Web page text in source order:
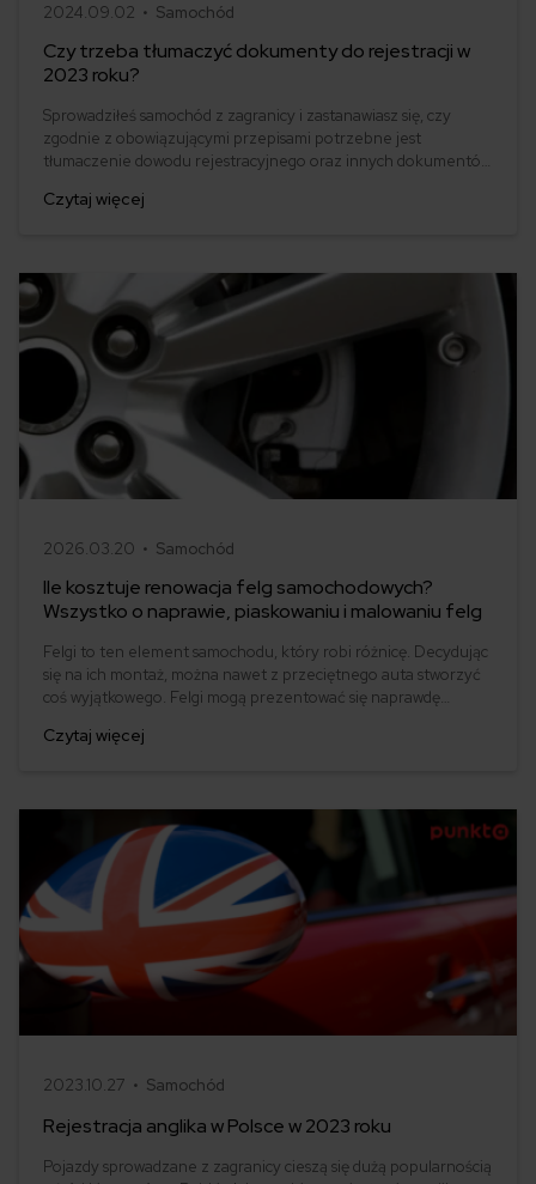
2024.09.02 • Samochód
Czy trzeba tłumaczyć dokumenty do rejestracji w
2023 roku?
Sprowadziłeś samochód z zagranicy i zastanawiasz się, czy
zgodnie z obowiązującymi przepisami potrzebne jest
tłumaczenie dowodu rejestracyjnego oraz innych dokumentów
w tym zakresie i wyjaśniamy, czy i z jakimi dokumentami trzeba
Czytaj więcej
2026.03.20 • Samochód
Ile kosztuje renowacja felg samochodowych?
Wszystko o naprawie, piaskowaniu i malowaniu felg
Felgi to ten element samochodu, który robi różnicę. Decydując
się na ich montaż, można nawet z przeciętnego auta stworzyć
coś wyjątkowego. Felgi mogą prezentować się naprawdę
aluminiowe - o ile oczywiście są nowe lub po prostu dobrze
Czytaj więcej
2023.10.27 • Samochód
Rejestracja anglika w Polsce w 2023 roku
Pojazdy sprowadzane z zagranicy cieszą się dużą popularnością